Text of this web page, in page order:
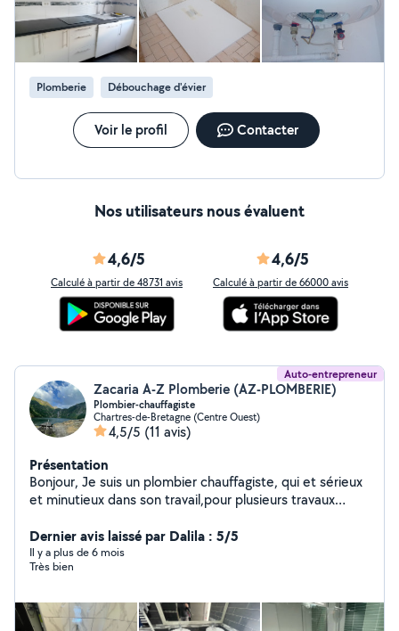
Plomberie Débouchage d'évier
Voir le profil Contacter
Nos utilisateurs nous évaluent
4,6/5
Calculé à partir de 48731 avis
4,6/5
Calculé à partir de 66000 avis
Auto-entrepreneur
Zacaria A-Z Plomberie (AZ-PLOMBERIE)
Plombier-chauffagiste
Chartres-de-Bretagne (Centre Ouest)
4,5/5 (11 avis)
Présentation
Bonjour, Je suis un plombier chauffagiste, qui et sérieux
et minutieux dans son travail,pour plusieurs travaux
bain,j'interviens régulièrement sur des interventions
dedépannage sanitaire ou chauffage
Dernier avis laissé par Dalila : 5/5
Il y a plus de 6 mois
Très bien